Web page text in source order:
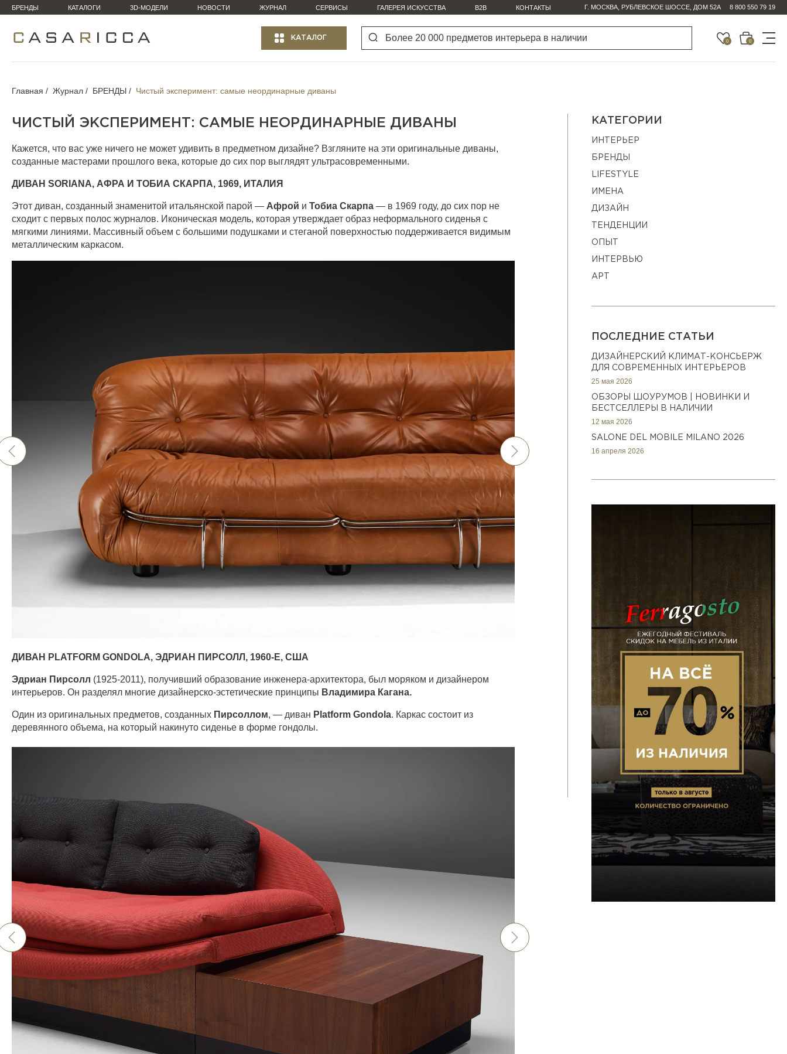
БРЕНДЫ КАТАЛОГИ 3D-МОДЕЛИ НОВОСТИ ЖУРНАЛ СЕРВИСЫ ГАЛЕРЕЯ ИСКУССТВА B2B КОНТАКТЫ Г. МОСКВА, РУБЛЕВСКОЕ ШОССЕ, ДОМ 52А 8 800 550 79 19
КАТАЛОГ 0 0
Главная Журнал БРЕНДЫ Чистый эксперимент: самые неординарные диваны
ЧИСТЫЙ ЭКСПЕРИМЕНТ: САМЫЕ НЕОРДИНАРНЫЕ ДИВАНЫ
Кажется, что вас уже ничего не может удивить в предметном дизайне? Взгляните на эти оригинальные диваны,
созданные мастерами прошлого века, которые до сих пор выглядят ультрасовременными.
ДИВАН SORIANA, АФРА И ТОБИА СКАРПА, 1969, ИТАЛИЯ
Этот диван, созданный знаменитой итальянской парой — Афрой и Тобиа Скарпа — в 1969 году, до сих пор не
сходит с первых полос журналов. Иконическая модель, которая утверждает образ неформального сиденья с
мягкими линиями. Массивный объем с большими подушками и стеганой поверхностью поддерживается видимым
металлическим каркасом.
ДИВАН PLATFORM GONDOLA, ЭДРИАН ПИРСОЛЛ, 1960-Е, США
Эдриан Пирсолл (1925-2011), получивший образование инженера-архитектора, был моряком и дизайнером
интерьеров. Он разделял многие дизайнерско-эстетические принципы Владимира Кагана.
Один из оригинальных предметов, созданных Пирсоллом, — диван Platform Gondola. Каркас состоит из
деревянного объема, на который накинуто сиденье в форме гондолы.
КАТЕГОРИИ
ИНТЕРЬЕР
БРЕНДЫ
LIFESTYLE
ИМЕНА
ДИЗАЙН
ТЕНДЕНЦИИ
ОПЫТ
ИНТЕРВЬЮ
АРТ
ПОСЛЕДНИЕ СТАТЬИ
ДИЗАЙНЕРСКИЙ КЛИМАТ-КОНСЬЕРЖ
ДЛЯ СОВРЕМЕННЫХ ИНТЕРЬЕРОВ
25 мая 2026
ОБЗОРЫ ШОУРУМОВ | НОВИНКИ И
БЕСТСЕЛЛЕРЫ В НАЛИЧИИ
12 мая 2026
SALONE DEL MOBILE MILANO 2026
16 апреля 2026